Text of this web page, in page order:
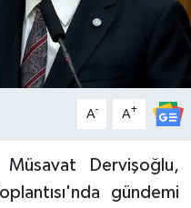
A- A+
Müsavat Dervişoğlu,
gündemi